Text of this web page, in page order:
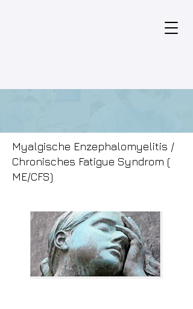
Myalgische Enzephalomyelitis /
Chronisches Fatigue Syndrom (
ME/CFS)